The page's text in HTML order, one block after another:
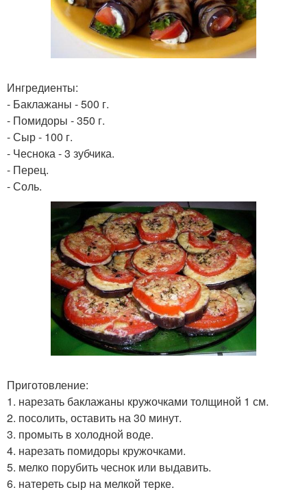
Ингредиенты:
- Баклажаны - 500 г.
- Помидоры - 350 г.
- Сыр - 100 г.
- Чеснока - 3 зубчика.
- Перец.
- Соль.
Приготовление:
1. нарезать баклажаны кружочками толщиной 1 см.
2. посолить, оставить на 30 минут.
3. промыть в холодной воде.
4. нарезать помидоры кружочками.
5. мелко порубить чеснок или выдавить.
6. натереть сыр на мелкой терке.